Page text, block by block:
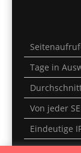
Tage in
Von jeder
Eindeutige
Letzte 30